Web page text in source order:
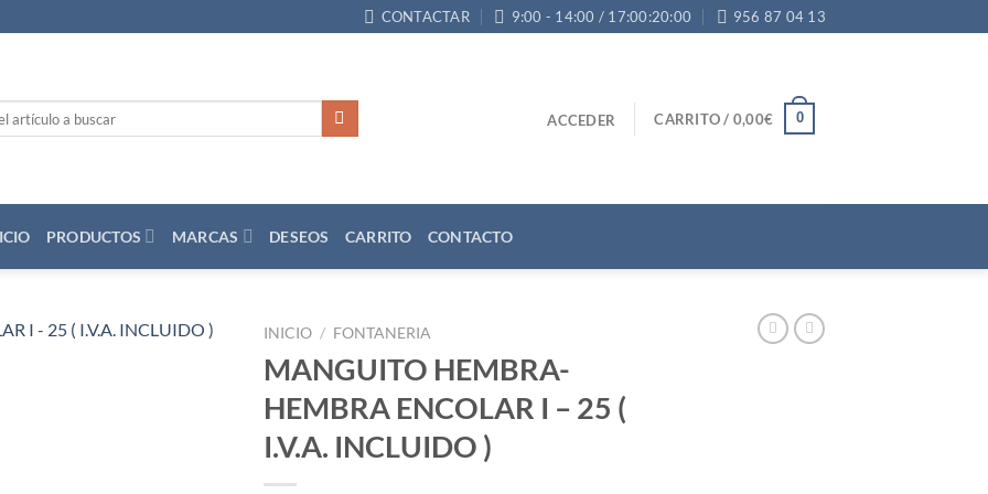
CONTACTAR 9:00 - 14:00 / 17:00:20:00 956 87 04 13
ACCEDER CARRITO / 0,00€ 0
PRODUCTOS MARCAS DESEOS CARRITO CONTACTO
INICIO / FONTANERIA
MANGUITO HEMBRA-
HEMBRA ENCOLAR I – 25 (
I.V.A. INCLUIDO )